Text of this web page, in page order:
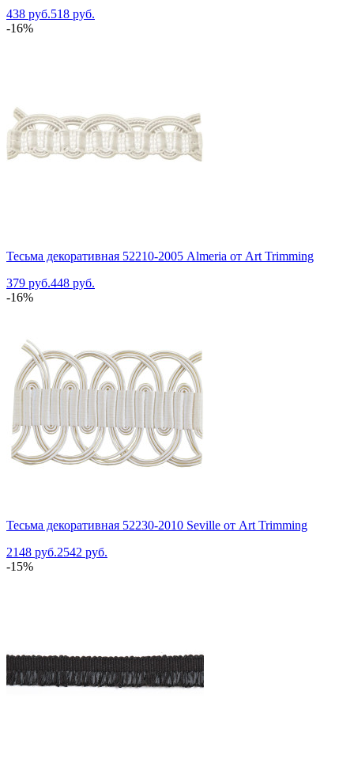
438 руб.518 руб.
-16%
Тесьма декоративная 52210-2005 Almeria от Art Trimming
379 руб.448 руб.
-16%
Тесьма декоративная 52230-2010 Seville от Art Trimming
2148 руб.2542 руб.
-15%